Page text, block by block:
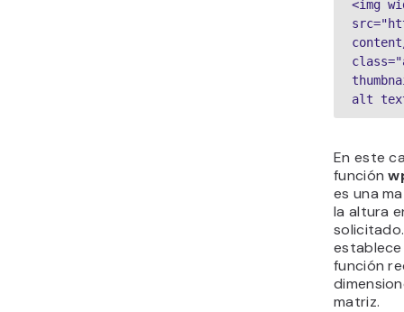
<img
alt
En este
función
es una
la altura
función
matriz.